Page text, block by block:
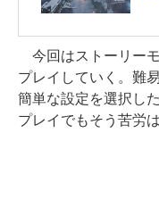
今回はストーリー
プレイしていく。難
簡単な設定を選択し
プレイでもそう苦労